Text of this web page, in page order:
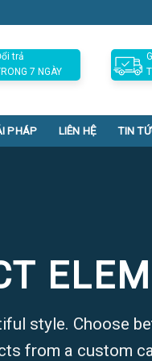
trả
7 NGÀY
PHÁP LIÊN HỆ TIN
style. Choose
from a custom